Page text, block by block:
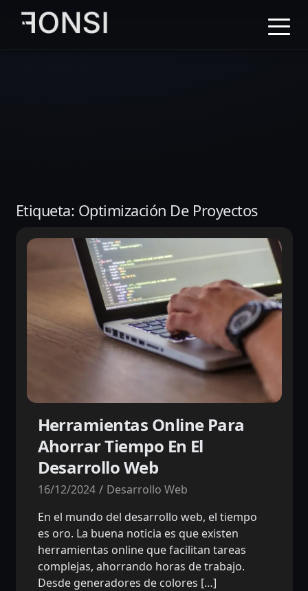
contenido
Etiqueta: Optimización De Proyectos
Herramientas Online Para
Ahorrar Tiempo En El
Desarrollo Web
16/12/2024
Desarrollo Web
En el mundo del desarrollo web, el tiempo
es oro. La buena noticia es que existen
herramientas online que facilitan tareas
complejas, ahorrando horas de trabajo.
Desde generadores de colores […]